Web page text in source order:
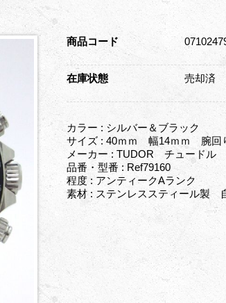
商品コード
在庫状態 売却済
カラー : シルバー＆ブラック
サイズ : 40ｍｍ 幅14ｍｍ 腕回
メーカー : TUDOR チュードル
品番・型番 : Ref79160
程度 : アンティークAランク
素材 : ステンレススティール製